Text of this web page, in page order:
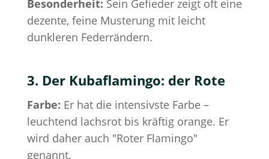
Besonderheit: Sein Gefieder zeigt oft eine
dezente, feine Musterung mit leicht
dunkleren Federrändern.
3. Der Kubaflamingo: der Rote
Farbe: Er hat die intensivste Farbe –
leuchtend lachsrot bis kräftig orange. Er
wird daher auch "Roter Flamingo"
genannt.